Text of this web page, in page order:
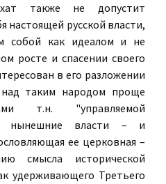
также не допустит
настоящей русской власти,
собой как идеалом и не
росте и спасении своего
в его разложении
таким народом проще
т.н. "управляемой
нынешние власти – и
ее церковная –
смысла исторической
удерживающего Третьего